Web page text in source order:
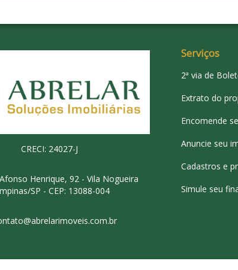
CRECI: 24027-J
Henrique, 92 - Vila Nogueira
SP - CEP: 13088-004
Serviços
2ª via de
Extrato do
Encomende
Anuncie seu
Cadastros e
Simule seu